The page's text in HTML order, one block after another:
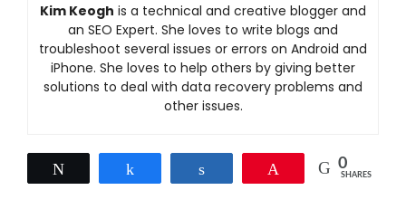
Kim Keogh is a technical and creative blogger and
an SEO Expert. She loves to write blogs and
troubleshoot several issues or errors on Android and
iPhone. She loves to help others by giving better
solutions to deal with data recovery problems and
other issues.
0
SHARES